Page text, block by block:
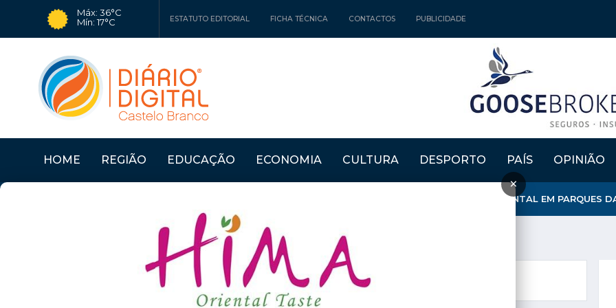
Máx: 36°C
Mín: 17°C
ESTATUTO EDITORIAL FICHA TÉCNICA CONTACTOS PUBLICIDADE
HOME REGIÃO EDUCAÇÃO ECONOMIA CULTURA DESPORTO PAÍS OPINIÃO
×
CASTELO BRANCO: DEZ VOLUNTÁRIOS ASSUMEM DEFESA AMBIENTAL EM PARQUES
CULTURA